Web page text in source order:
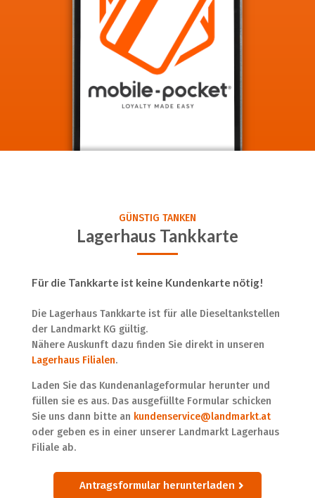
GÜNSTIG TANKEN
Lagerhaus Tankkarte
Für die Tankkarte ist keine Kundenkarte nötig!
Die Lagerhaus Tankkarte ist für alle Dieseltankstellen
der Landmarkt KG gültig.
Nähere Auskunft dazu finden Sie direkt in unseren
Lagerhaus Filialen.
Laden Sie das Kundenanlageformular herunter und
füllen sie es aus. Das ausgefüllte Formular schicken
Sie uns dann bitte an kundenservice@landmarkt.at
oder geben es in einer unserer Landmarkt Lagerhaus
Filiale ab.
Antragsformular herunterladen